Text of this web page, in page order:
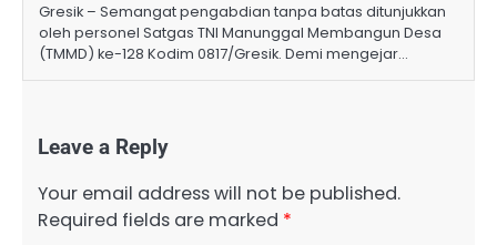
Gresik – Semangat pengabdian tanpa batas ditunjukkan
oleh personel Satgas TNI Manunggal Membangun Desa
(TMMD) ke-128 Kodim 0817/Gresik. Demi mengejar…
Leave a Reply
Your email address will not be published.
Required fields are marked *